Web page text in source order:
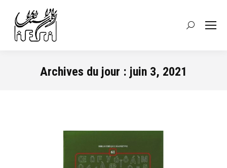
Recherche
Archives du jour : juin 3, 2021